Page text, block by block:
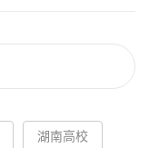
湖南高校